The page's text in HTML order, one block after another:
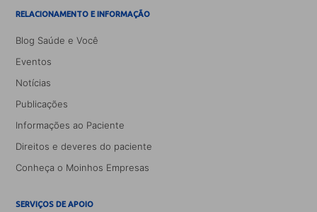
RELACIONAMENTO E INFORMAÇÃO
Blog Saúde e Você
Eventos
Notícias
Publicações
Informações ao Paciente
Direitos e deveres do paciente
Conheça o Moinhos Empresas
SERVIÇOS DE APOIO